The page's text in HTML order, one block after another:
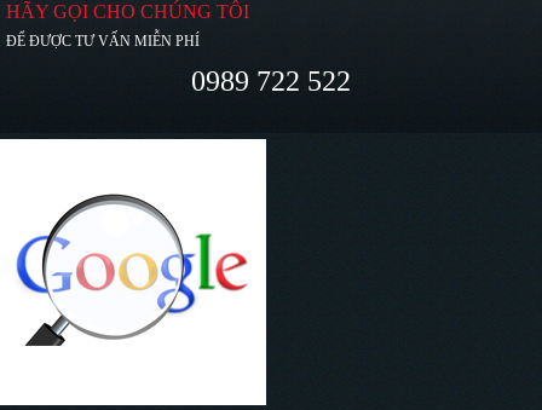
HÃY GỌI CHO CHÚNG TÔI
ĐỂ ĐƯỢC TƯ VẤN MIỄN PHÍ
0989 722 522